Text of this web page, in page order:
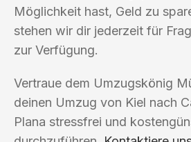
Möglichkeit hast, Geld zu
stehen wir dir jederzeit für
zur Verfügung.
Vertraue dem Umzugskönig
deinen Umzug von Kiel nach
Plana stressfrei und